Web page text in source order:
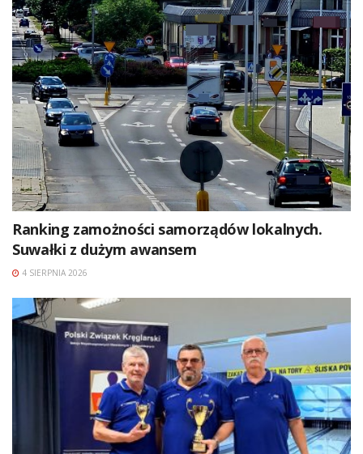
Ranking zamożności samorządów lokalnych.
Suwałki z dużym awansem
4 SIERPNIA 2026